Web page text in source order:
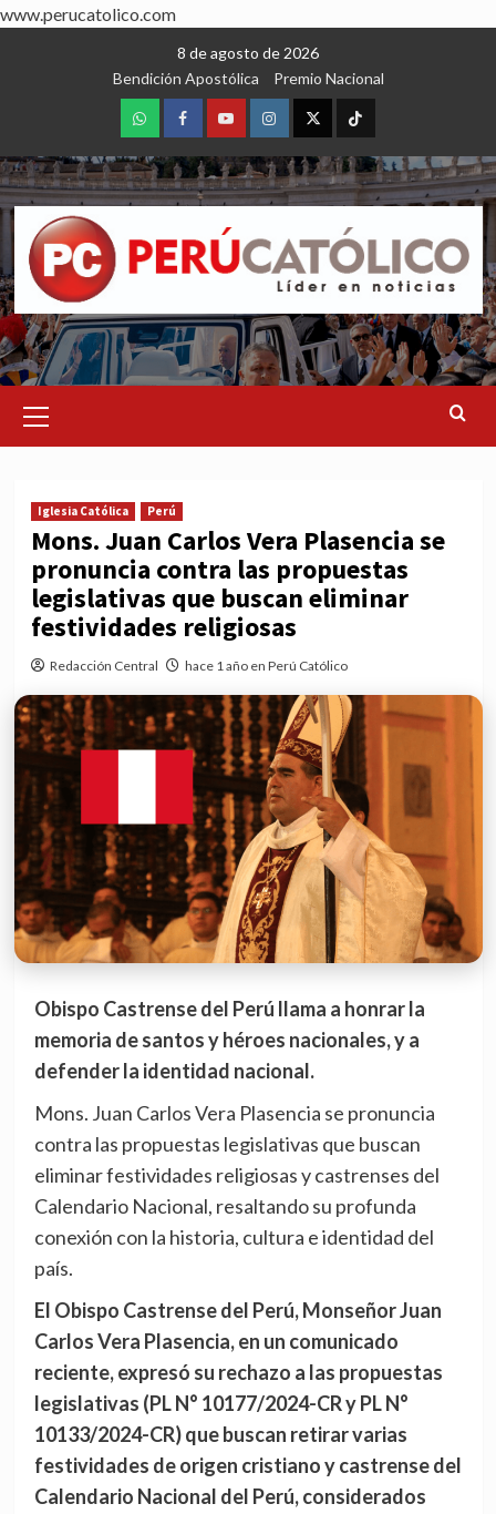
www.perucatolico.com
8 de agosto de 2026
Bendición Apostólica
Premio Nacional
WhatsAppFacebookYoutubeInstagram
X TikTok
Menu
Iglesia Católica Perú
Mons. Juan Carlos Vera Plasencia se
pronuncia contra las propuestas
legislativas que buscan eliminar
festividades religiosas
Redacción Central hace 1 año en Perú Católico
Obispo Castrense del Perú llama a honrar la
memoria de santos y héroes nacionales, y a
defender la identidad nacional.
Mons. Juan Carlos Vera Plasencia se pronuncia
contra las propuestas legislativas que buscan
eliminar festividades religiosas y castrenses del
Calendario Nacional, resaltando su profunda
conexión con la historia, cultura e identidad del
país.
El Obispo Castrense del Perú, Monseñor Juan
Carlos Vera Plasencia, en un comunicado
reciente, expresó su rechazo a las propuestas
legislativas (PL N° 10177/2024-CR y PL N°
10133/2024-CR) que buscan retirar varias
festividades de origen cristiano y castrense del
Calendario Nacional del Perú, considerados